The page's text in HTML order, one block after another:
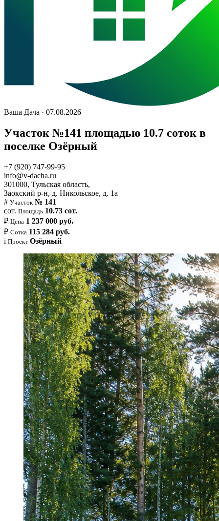
Ваша Дача · 07.08.2026
Участок №141 площадью 10.7 соток в
поселке Озёрный
+7 (920) 747-99-95
info@v-dacha.ru
301000, Тульская область,
Заокский р-н, д. Никольское, д. 1а
# Участок № 141
сот. Площадь 10.73 сот.
₽ Цена 1 237 000 руб.
₽ Сотка 115 284 руб.
i Проект Озёрный